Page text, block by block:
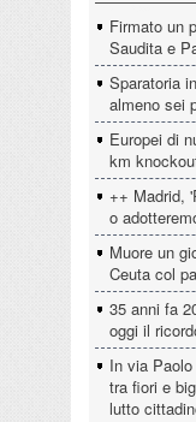
Firmato un
Saudita e
Sparatoria
almeno sei
Europei di
km
++ Madrid,
o
Muore un
Ceuta col
35 anni fa
oggi il
In via
tra fiori e
lutto